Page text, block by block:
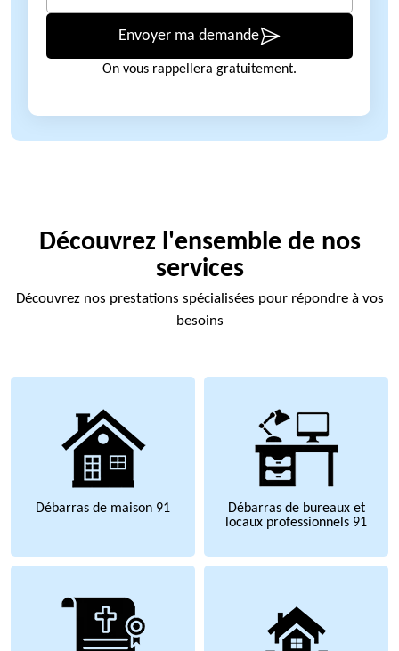
Envoyer ma demande
On vous rappellera gratuitement.
Découvrez l'ensemble de nos
services
Découvrez nos prestations spécialisées pour répondre à vos
besoins
Débarras de maison 91
Débarras de bureaux et
locaux professionnels 91